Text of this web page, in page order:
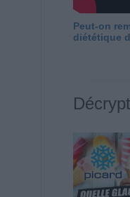
Peut-on
diététique